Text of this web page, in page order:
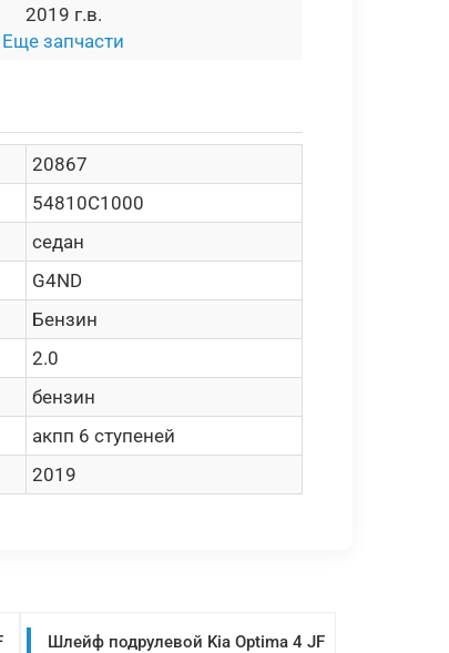
2019 г.в.
Еще запчасти
20867
54810C1000
седан
G4ND
Бензин
2.0
бензин
акпп 6 ступеней
2019
Шлейф подрулевой Kia Optima 4 JF